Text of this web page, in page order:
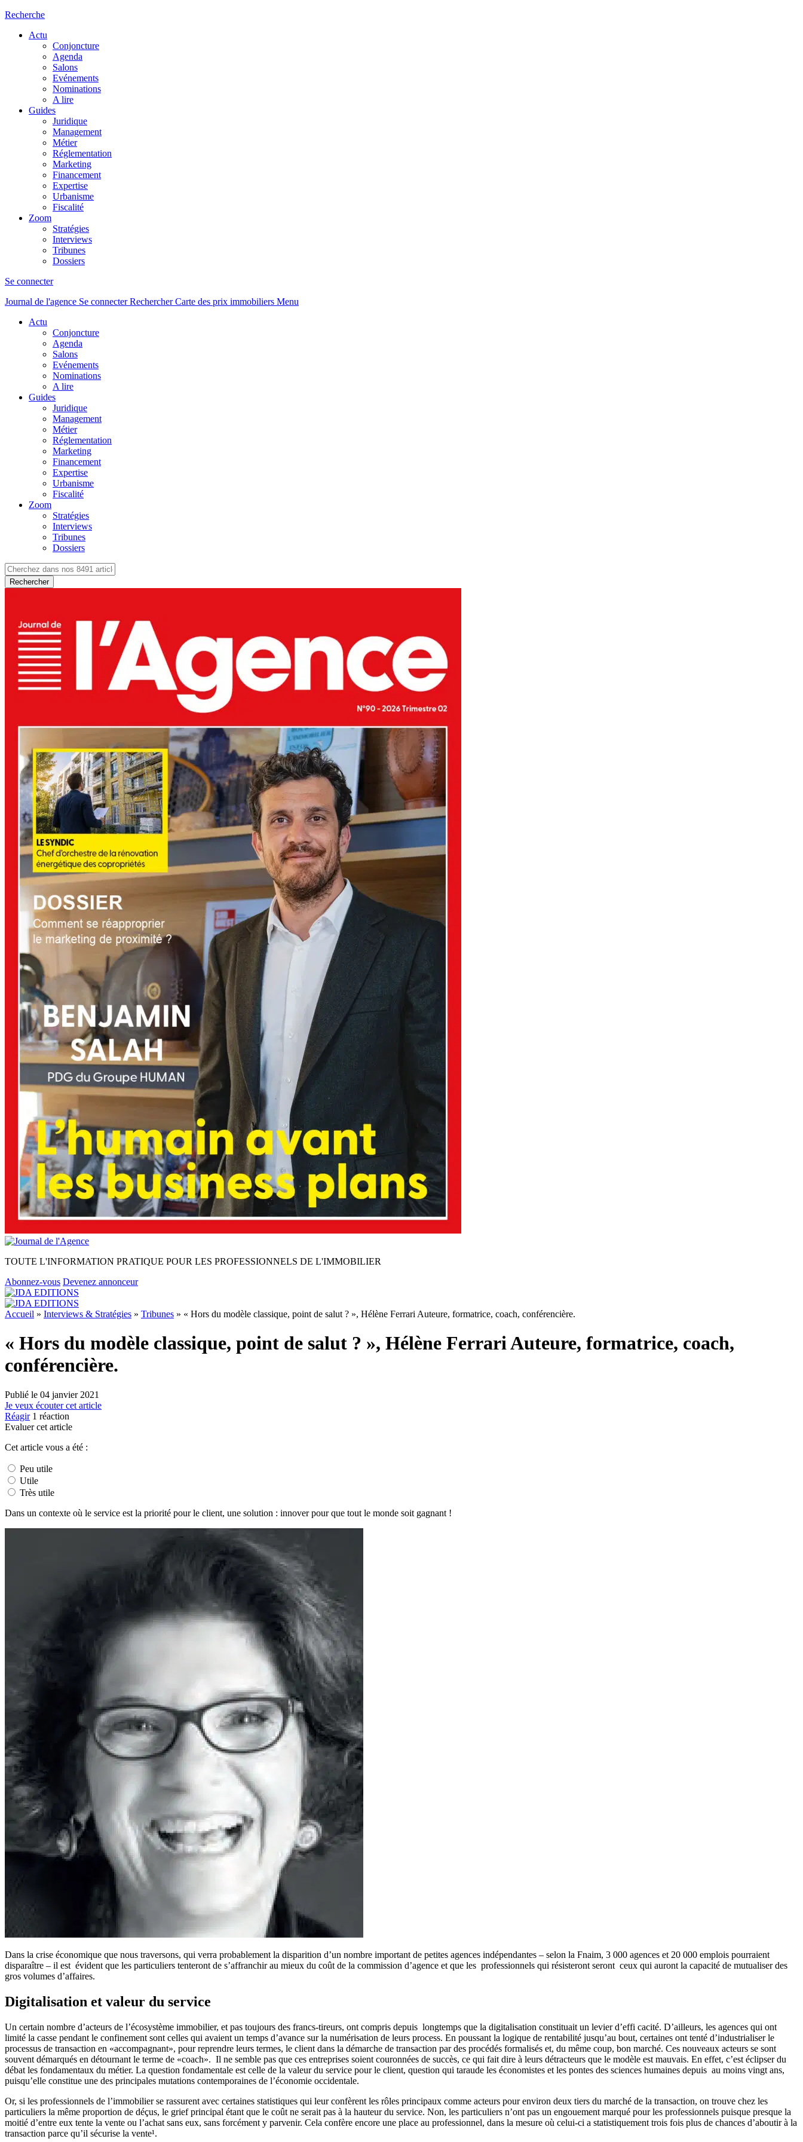
Recherche
Actu
Conjoncture
Agenda
Salons
Evénements
Nominations
A lire
Guides
Juridique
Management
Métier
Réglementation
Marketing
Financement
Expertise
Urbanisme
Fiscalité
Zoom
Stratégies
Interviews
Tribunes
Dossiers
Se connecter
Journal de l'agence Se connecterRechercher Carte des prix immobiliers Menu
Actu
Conjoncture
Agenda
Salons
Evénements
Nominations
A lire
Guides
Juridique
Management
Métier
Réglementation
Marketing
Financement
Expertise
Urbanisme
Fiscalité
Zoom
Stratégies
Interviews
Tribunes
Dossiers
Rechercher
TOUTE L'INFORMATION PRATIQUE POUR LES PROFESSIONNELS DE L'IMMOBILIER
Abonnez-vous Devenez annonceur
Accueil » Interviews & Stratégies » Tribunes » « Hors du modèle classique, point de salut ? », Hélène Ferrari Auteure, formatrice, coach, conférencière.
« Hors du modèle classique, point de salut ? », Hélène Ferrari Auteure, formatrice, coach,
conférencière.
Publié le 04 janvier 2021
Je veux écouter cet article
Réagir 1 réaction
Evaluer cet article
Cet article vous a été :
Peu utile
Utile
Très utile
Dans un contexte où le service est la priorité pour le client, une solution : innover pour que tout le monde soit gagnant !
Dans la crise économique que nous traversons, qui verra probablement la disparition d’un nombre important de petites agences indépendantes – selon la Fnaim, 3 000 agences et 20 000 emplois pourraient
disparaître – il est évident que les particuliers tenteront de s’affranchir au mieux du coût de la commission d’agence et que les professionnels qui résisteront seront ceux qui auront la capacité de mutualiser des
gros volumes d’affaires.
Digitalisation et valeur du service
Un certain nombre d’acteurs de l’écosystème immobilier, et pas toujours des francs-tireurs, ont compris depuis longtemps que la digitalisation constituait un levier d’effi cacité. D’ailleurs, les agences qui ont
limité la casse pendant le confinement sont celles qui avaient un temps d’avance sur la numérisation de leurs process. En poussant la logique de rentabilité jusqu’au bout, certaines ont tenté d’industrialiser le
processus de transaction en «accompagnant», pour reprendre leurs termes, le client dans la démarche de transaction par des procédés formalisés et, du même coup, bon marché. Ces nouveaux acteurs se sont
souvent démarqués en détournant le terme de «coach». Il ne semble pas que ces entreprises soient couronnées de succès, ce qui fait dire à leurs détracteurs que le modèle est mauvais. En effet, c’est éclipser du
débat les fondamentaux du métier. La question fondamentale est celle de la valeur du service pour le client, question qui taraude les économistes et les pontes des sciences humaines depuis au moins vingt ans,
puisqu’elle constitue une des principales mutations contemporaines de l’économie occidentale.
Or, si les professionnels de l’immobilier se rassurent avec certaines statistiques qui leur confèrent les rôles principaux comme acteurs pour environ deux tiers du marché de la transaction, on trouve chez les
particuliers la même proportion de déçus, le grief principal étant que le coût ne serait pas à la hauteur du service. Non, les particuliers n’ont pas un engouement marqué pour les professionnels puisque presque la
moitié d’entre eux tente la vente ou l’achat sans eux, sans forcément y parvenir. Cela confère encore une place au professionnel, dans la mesure où celui-ci a statistiquement trois fois plus de chances d’aboutir à la
transaction parce qu’il sécurise la vente¹.